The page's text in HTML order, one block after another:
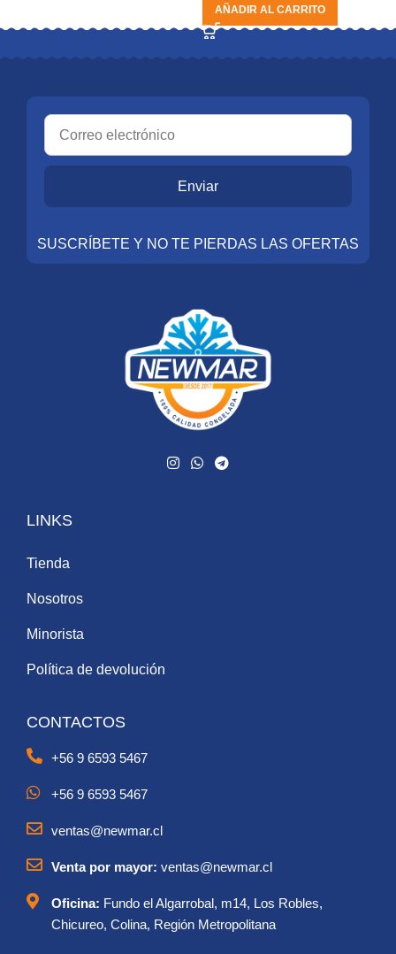
AÑADIR AL CARRITO
Enviar
SUSCRÍBETE Y NO TE PIERDAS LAS OFERTAS
LINKS
Tienda
Nosotros
Minorista
Política de devolución
CONTACTOS
+56 9 6593 5467
+56 9 6593 5467
ventas@newmar.cl
Venta por mayor: ventas@newmar.cl
Oficina: Fundo el Algarrobal, m14, Los Robles,
Chicureo, Colina, Región Metropolitana